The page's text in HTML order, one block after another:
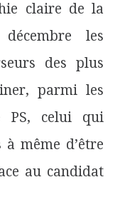
claire de la
les
des plus
parmi les
PS, celui qui
même d’être
au candidat